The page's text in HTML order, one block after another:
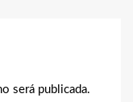
será publicada.